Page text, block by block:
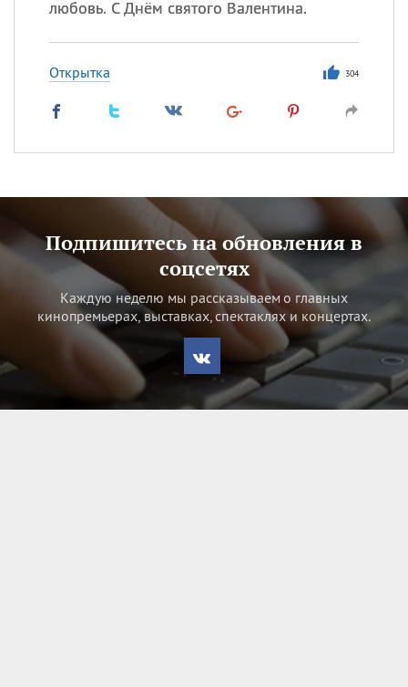
любовь. С Днём святого Валентина.
Открытка 304
Подпишитесь на обновления в
соцсетях
Каждую неделю мы рассказываем о главных
кинопремьерах, выставках, спектаклях и концертах.